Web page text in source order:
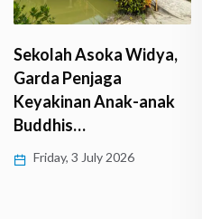
Sekolah Asoka Widya,
Garda Penjaga
Keyakinan Anak-anak
Buddhis…
Friday, 3 July 2026